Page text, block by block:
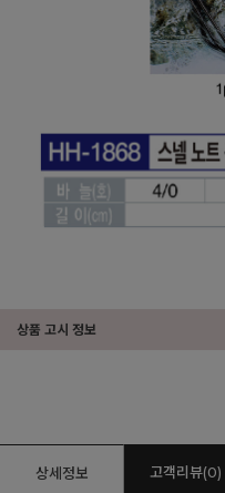
상품 고시 정보
상세정보 고객리뷰(0)